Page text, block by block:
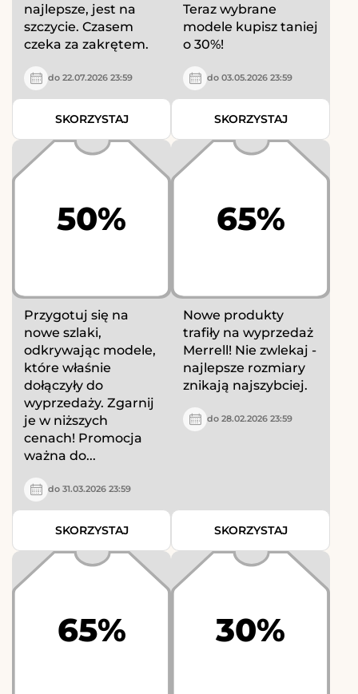
najlepsze, jest na
szczycie. Czasem
czeka za zakrętem.
do 22.07.2026 23:59
SKORZYSTAJ
Teraz wybrane
modele kupisz taniej
o 30%!
do 03.05.2026 23:59
SKORZYSTAJ
50%
Przygotuj się na
nowe szlaki,
odkrywając modele,
które właśnie
dołączyły do
wyprzedaży. Zgarnij
je w niższych
cenach! Promocja
ważna do...
do 31.03.2026 23:59
SKORZYSTAJ
65%
Nowe produkty
trafiły na wyprzedaż
Merrell! Nie zwlekaj -
najlepsze rozmiary
znikają najszybciej.
do 28.02.2026 23:59
SKORZYSTAJ
65% 30%